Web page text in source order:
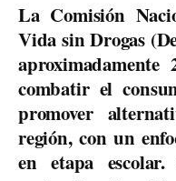
La Comisión
Vida sin Drogas
combatir el
promover
región, con un
en etapa